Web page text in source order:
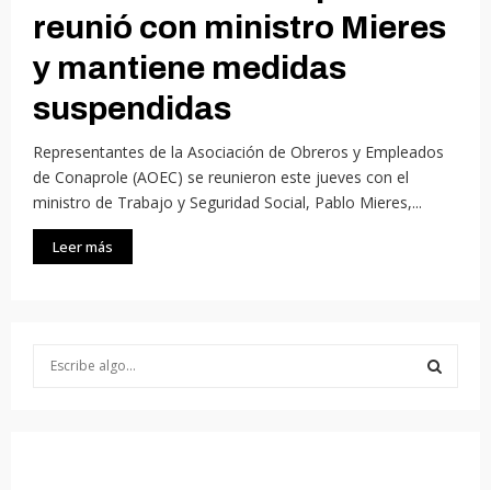
reunió con ministro Mieres
y mantiene medidas
suspendidas
Representantes de la Asociación de Obreros y Empleados
de Conaprole (AOEC) se reunieron este jueves con el
ministro de Trabajo y Seguridad Social, Pablo Mieres,...
Leer más